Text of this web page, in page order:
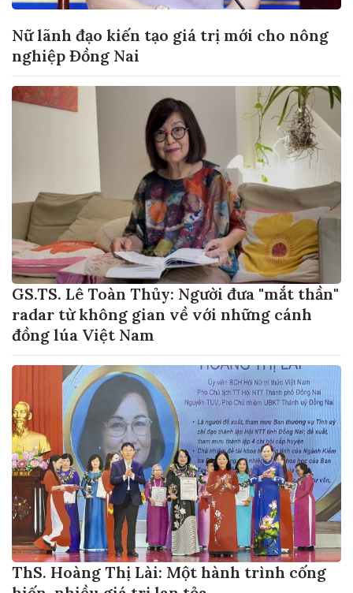
Nữ lãnh đạo kiến tạo giá trị mới cho nông
nghiệp Đồng Nai
GS.TS. Lê Toàn Thủy: Người đưa "mắt thần"
radar từ không gian về với những cánh
đồng lúa Việt Nam
ThS. Hoàng Thị Lài: Một hành trình cống